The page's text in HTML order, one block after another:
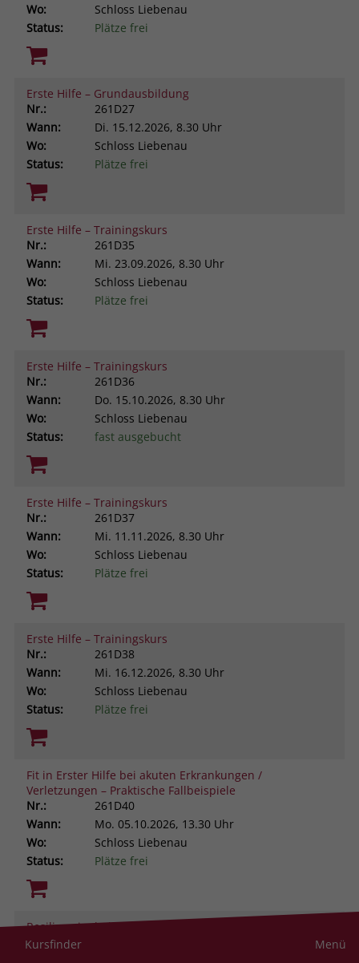
Wo:
Schloss Liebenau
Status:
Plätze frei
Erste Hilfe – Grundausbildung
Nr.:
261D27
Wann:
Di. 15.12.2026, 8.30 Uhr
Wo:
Schloss Liebenau
Status:
Plätze frei
Erste Hilfe – Trainingskurs
Nr.:
261D35
Wann:
Mi. 23.09.2026, 8.30 Uhr
Wo:
Schloss Liebenau
Status:
Plätze frei
Erste Hilfe – Trainingskurs
Nr.:
261D36
Wann:
Do. 15.10.2026, 8.30 Uhr
Wo:
Schloss Liebenau
Status:
fast ausgebucht
Erste Hilfe – Trainingskurs
Nr.:
261D37
Wann:
Mi. 11.11.2026, 8.30 Uhr
Wo:
Schloss Liebenau
Status:
Plätze frei
Erste Hilfe – Trainingskurs
Nr.:
261D38
Wann:
Mi. 16.12.2026, 8.30 Uhr
Wo:
Schloss Liebenau
Status:
Plätze frei
Fit in Erster Hilfe bei akuten Erkrankungen /
Verletzungen – Praktische Fallbeispiele
Nr.:
261D40
Wann:
Mo. 05.10.2026, 13.30 Uhr
Wo:
Schloss Liebenau
Status:
Plätze frei
Resilienz im helfenden Beruf. Was uns stark macht
gegen Stress und Belastung
Kursfinder Menü